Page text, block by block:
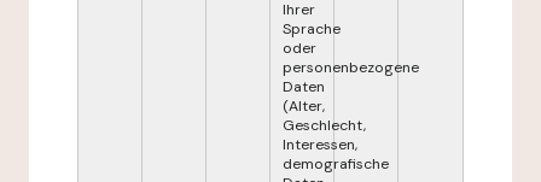
Ihrer
Sprache
oder
personenbezogene
Daten
(Alter,
Geschlecht,
Interessen,
demografische